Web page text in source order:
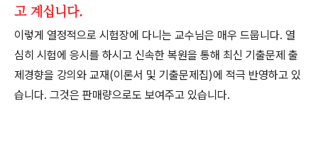
고 계십니다.
이렇게 열정적으로 시험장에 다니는 교수님은 매우 드뭅니다. 열
심히 시험에 응시를 하시고 신속한 복원을 통해 최신 기출문제 출
제경향을 강의와 교재(이론서 및 기출문제집)에 적극 반영하고 있
습니다. 그것은 판매량으로도 보여주고 있습니다.